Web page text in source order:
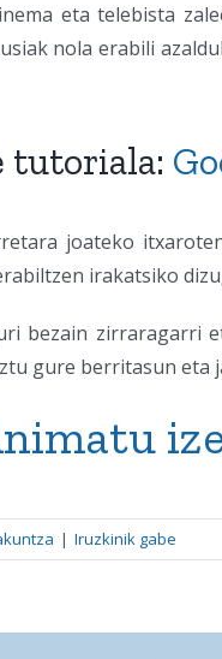
eta telebista
nola erabili
tutoriala:
joateko
irakatsiko
bezain zirraragarri
gure berritasun
| Iruzkinik gabe